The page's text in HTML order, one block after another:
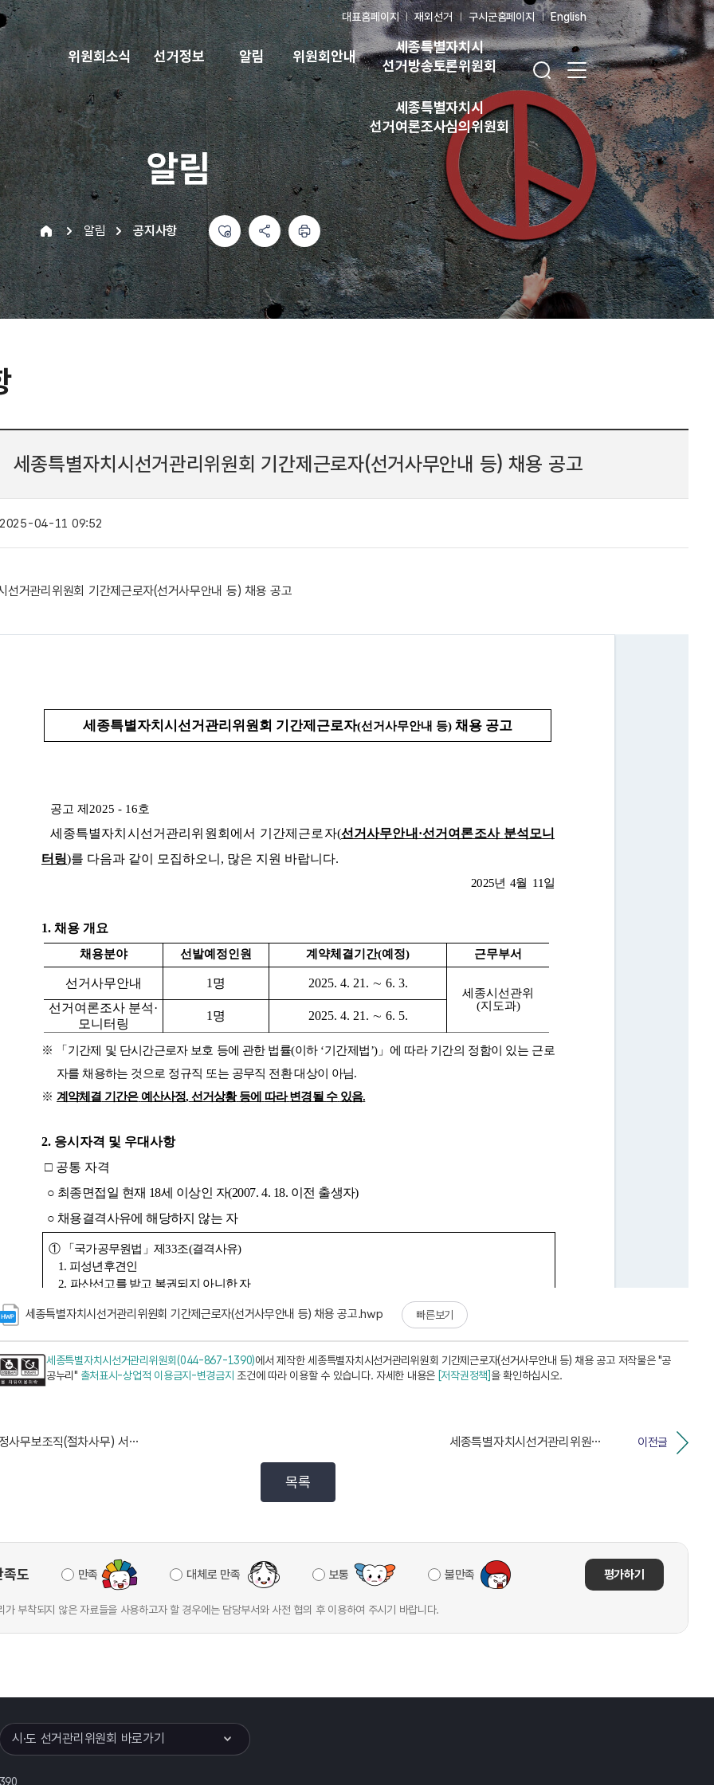
대표홈페이지 재외선거 구시군홈페이지 English
위원회소식 선거정보 알림 위원회안내
세종특별자치시
선거방송토론위원회
세종특별자치시
선거여론조사심의위원회
알림
알림 공지사항
세종특별자치시선거관리위원회 기간제근로자(선거사무안내 등) 채용 공고
2025-04-11 09:52
선거관리위원회 기간제근로자(선거사무안내 등) 채용 공고
세종특별자치시선거관리위원회 기간제근로자(선거사무안내 등) 채용 공고.hwp 빠른보기
세종특별자치시선거관리위원회(044-867-1390)에서 제작한 세종특별자치시선거관리위원회 기간제근로자(선거사무안내 등) 채용 공고 저작물은 "공
공누리" 출처표시-상업적 이용금지-변경금지 조건에 따라 이용할 수 있습니다. 자세한 내용은 [저작권정책]을 확인하십시오.
행정사무보조직(절차사무) 서류전형 합격자 명단 발표 이전글
세종특별자치시선거관리위원회 기간제근로자(행정사무보조직)...
목록
족도 만족 대체로 만족 보통 불만족 평가하기
가 부착되지 않은 자료들을 사용하고자 할 경우에는 담당부서와 사전 협의 후 이용하여 주시기 바랍니다.
시·도 선거관리위원회 바로가기